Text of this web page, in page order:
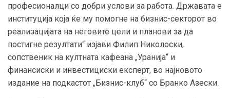
професионалци со добри услови за работа. Државата е
институција која ќе му помогне на бизнис-секторот во
реализацијата на неговите цели и планови за да
постигне резултати“ изјави Филип Николоски,
сопственик на култната кафеана „Уранија“ и
финансиски и инвестициски експерт, во најновото
издание на подкастот „Бизнис-клуб“ со Бранко Азески.